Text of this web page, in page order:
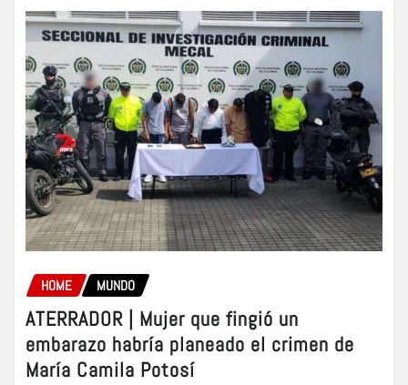
HOME MUNDO
ATERRADOR | Mujer que fingió un
embarazo habría planeado el crimen de
María Camila Potosí